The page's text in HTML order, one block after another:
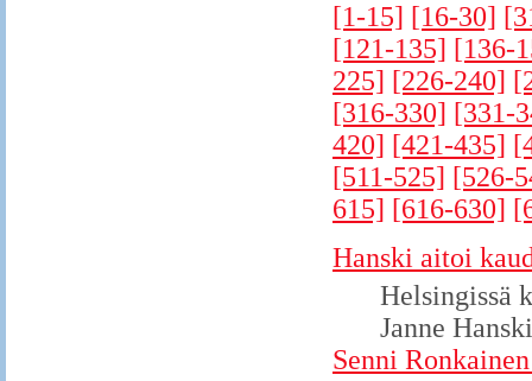
[1-15] [16-30]
[121-135] [136-
225] [226-240]
[316-330] [331-
420] [421-435]
[511-525] [526-
615] [616-630]
Hanski aitoi
Helsingissä
Janne
Senni